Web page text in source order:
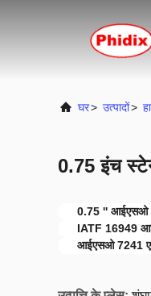
घर> उत्पादों>
0.75 इंच
0.75 '' आईएसओ
IATF 16949
आईएसओ 7241